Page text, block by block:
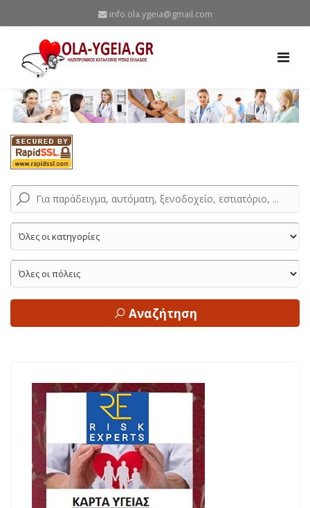
info.ola.ygeia@gmail.com
Αναζήτηση